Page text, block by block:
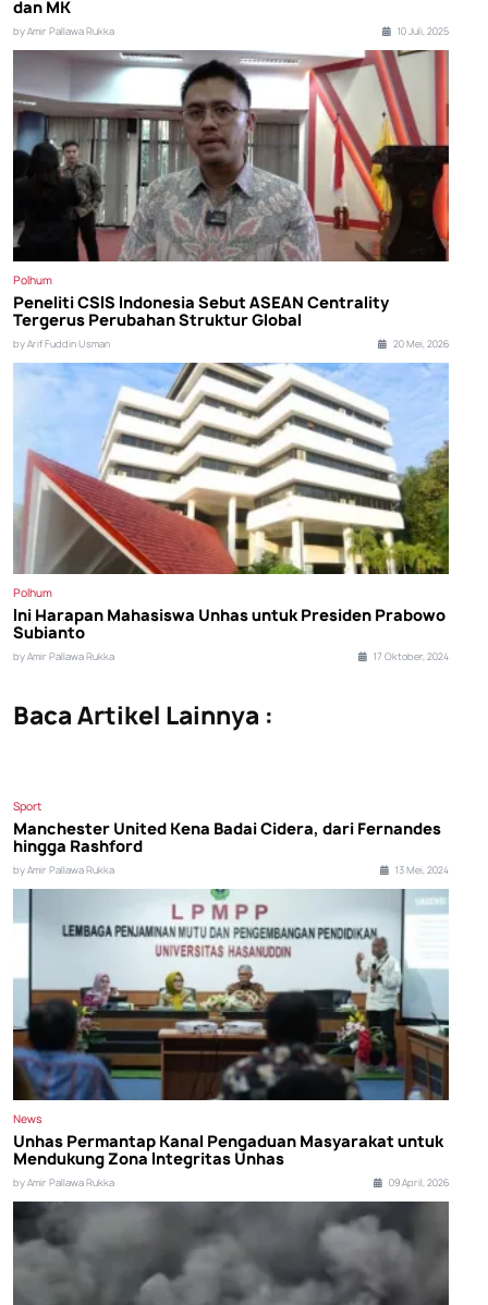
dan MK
by Amir Pallawa Rukka 10 Juli, 2025
Polhum
Peneliti CSIS Indonesia Sebut ASEAN Centrality
Tergerus Perubahan Struktur Global
by Arif Fuddin Usman 20 Mei, 2026
Polhum
Ini Harapan Mahasiswa Unhas untuk Presiden Prabowo
Subianto
by Amir Pallawa Rukka 17 Oktober, 2024
Baca Artikel Lainnya :
Sport
Manchester United Kena Badai Cidera, dari Fernandes
hingga Rashford
by Amir Pallawa Rukka 13 Mei, 2024
News
Unhas Permantap Kanal Pengaduan Masyarakat untuk
Mendukung Zona Integritas Unhas
by Amir Pallawa Rukka 09 April, 2026